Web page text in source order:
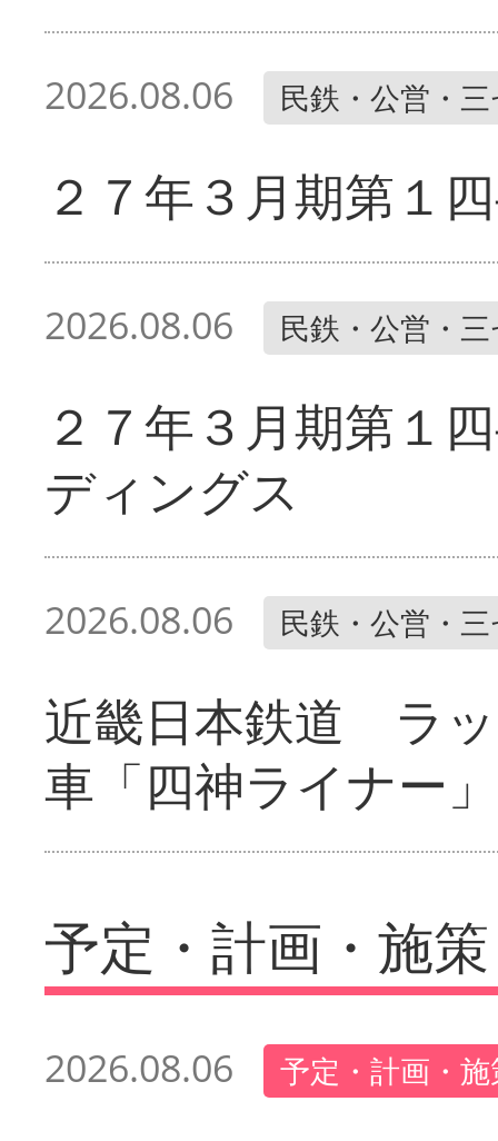
2026.08.06 民鉄・公営・
２７年３月期第１
2026.08.06 民鉄・公営・
２７年３月期第１
ディングス
2026.08.06 民鉄・公営・
近畿日本鉄道 ラ
車「四神ライナー
予定・計画・施策
2026.08.06 予定・計画・